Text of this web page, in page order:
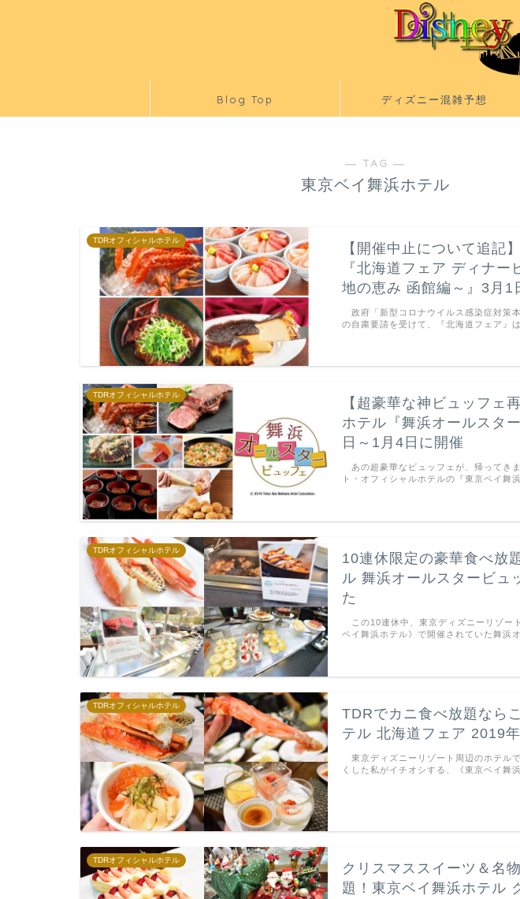
Blog Top ディズニー混雑予想
― TAG ―
東京ベイ舞浜ホテル
TDRオフィシャルホテル
【開催中止について追記
『北海道フェア ディナー
地の恵み 函館編～』3月1
政府「新型コロナウイルス感染症対策
の自粛要請を受けて、『北海道フェア』
TDRオフィシャルホテル
【超豪華な神ビュッフェ
ホテル『舞浜オールスタ
日～1月4日に開催
あの超豪華なビュッフェが、帰って
ト・オフィシャルホテルの『東京ベイ舞
TDRオフィシャルホテル
10連休限定の豪華食べ放
ル 舞浜オールスタービュ
た
この10連休中、東京ディズニーリゾー
ベイ舞浜ホテル》で開催されていた舞浜
TDRオフィシャルホテル
TDRでカニ食べ放題なら
テル 北海道フェア 2019
東京ディズニーリゾート周辺のホテル
くした私がイチオシする、《東京ベイ舞
TDRオフィシャルホテル
クリスマススイーツ＆名
題！東京ベイ舞浜ホテル